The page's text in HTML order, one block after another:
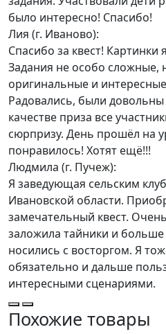
было интересно! Спасибо!
Лия (г. Иваново):
Спасибо за квест! Картинки
Задания не особо сложные,
оригинальные и
Радовались, были
качестве приза все
сюрпризу. День прошёл на
понравилось! Хотят ещё!!!
Людмила (г. Пучеж):
Я заведующая сельским
Ивановской области.
замечательный квест.
заложила тайники и больше
носились с восторгом. Я
обязательно и дальше
интересными сценариями.
Похожие товары